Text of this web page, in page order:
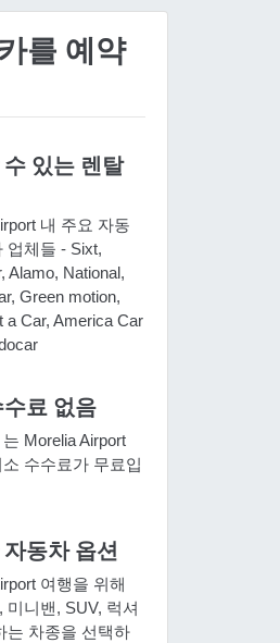
를 예약
있는 렌탈
내 주요 자동
업체들 - Sixt,
Alamo, National,
Green motion,
a Car, America Car
료 없음
Morelia Airport
수수료가 무료입
동차 옵션
여행을 위해
미니밴, SUV, 럭셔
는 차종을 선택하